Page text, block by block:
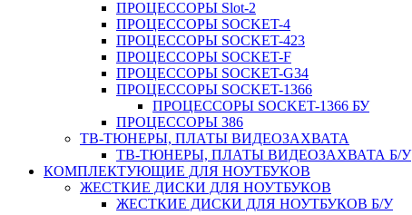
ПРОЦЕССОРЫ Slot-2
ПРОЦЕССОРЫ SOCKET-4
ПРОЦЕССОРЫ SOCKET-423
ПРОЦЕССОРЫ SOCKET-F
ПРОЦЕССОРЫ SOCKET-G34
ПРОЦЕССОРЫ SOCKET-1366
ПРОЦЕССОРЫ SOCKET-1366 БУ
ПРОЦЕССОРЫ 386
ТВ-ТЮНЕРЫ, ПЛАТЫ ВИДЕОЗАХВАТА
ТВ-ТЮНЕРЫ, ПЛАТЫ ВИДЕОЗАХВАТА Б/У
КОМПЛЕКТУЮЩИЕ ДЛЯ НОУТБУКОВ
ЖЕСТКИЕ ДИСКИ ДЛЯ НОУТБУКОВ
ЖЕСТКИЕ ДИСКИ ДЛЯ НОУТБУКОВ Б/У